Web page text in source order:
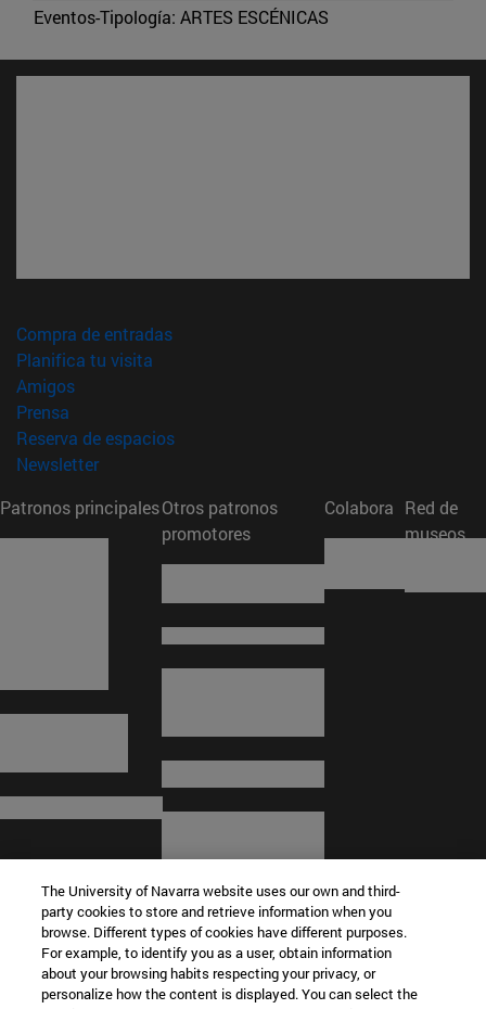
Eventos-Tipología: ARTES ESCÉNICAS
Compra de entradas(abre en nueva ventana)
Planifica tu visita
Amigos(abre en nueva ventana)
Prensa
Reserva de espacios(abre en nueva ventana)
Newsletter(abre en nueva ventana)
Patronos principalesOtros patronos
promotores
Colabora Red de
museos
© Universidad de Navarra
The University of Navarra website uses our own and third-
party cookies to store and retrieve information when you
browse. Different types of cookies have different purposes.
For example, to identify you as a user, obtain information
about your browsing habits respecting your privacy, or
personalize how the content is displayed. You can select the